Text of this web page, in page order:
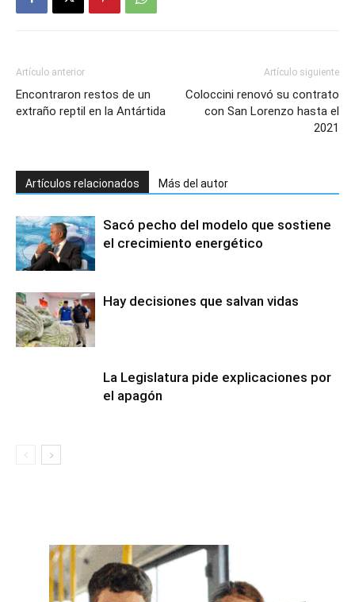
Artículo anterior
Encontraron restos de un
extraño reptil en la Antártida
Artículo siguiente
Coloccini renovó su contrato
con San Lorenzo hasta el
2021
Artículos relacionados Más del autor
Sacó pecho del modelo que sostiene
el crecimiento energético
Hay decisiones que salvan vidas
La Legislatura pide explicaciones por
el apagón